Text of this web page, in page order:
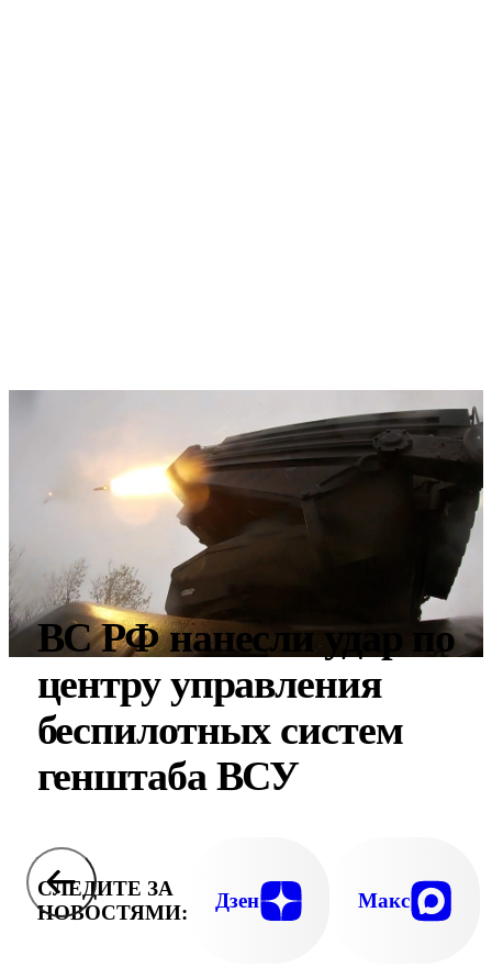
ВС РФ нанесли удар по
центру управления
беспилотных систем
генштаба ВСУ
СЛЕДИТЕ ЗА
НОВОСТЯМИ:
Дзен Макс